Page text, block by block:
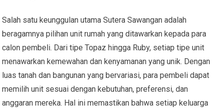
Salah satu keunggulan utama Sutera Sawangan adalah
beragamnya pilihan unit rumah yang ditawarkan kepada para
calon pembeli. Dari tipe Topaz hingga Ruby, setiap tipe unit
menawarkan kemewahan dan kenyamanan yang unik. Dengan
luas tanah dan bangunan yang bervariasi, para pembeli dapat
memilih unit sesuai dengan kebutuhan, preferensi, dan
anggaran mereka. Hal ini memastikan bahwa setiap keluarga